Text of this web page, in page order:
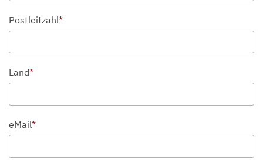
Postleitzahl*
Land*
eMail*